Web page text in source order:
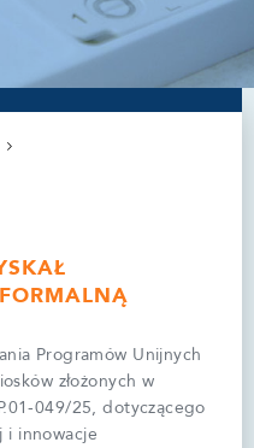
Programów Unijnych
złożonych w
049/25, dotyczącego
i innowacje